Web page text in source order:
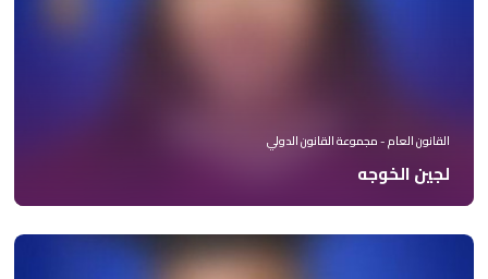
القانون العام - مجموعة القانون الدولي
لجين الخوجه